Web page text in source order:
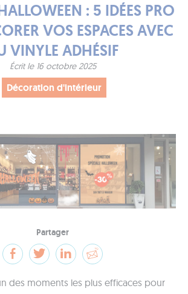
: 5 IDÉES PRO
VOS ESPACES AVEC
VINYLE ADHÉSIF
Écrit le 16 octobre 2025
Décoration d'intérieur
Partager
des moments les plus efficaces pour